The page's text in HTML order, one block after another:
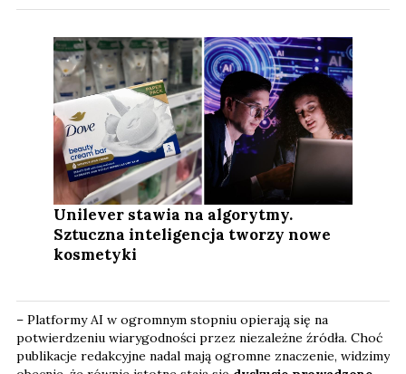
Unilever stawia na algorytmy.
Sztuczna inteligencja tworzy nowe
kosmetyki
– Platformy AI w ogromnym stopniu opierają się na
potwierdzeniu wiarygodności przez niezależne źródła. Choć
publikacje redakcyjne nadal mają ogromne znaczenie, widzimy